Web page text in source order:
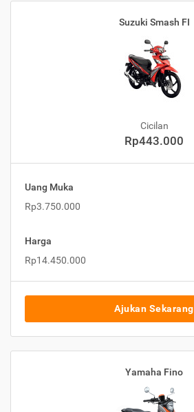
Suzuki Smash FI
Cicilan
Rp443.000
Uang Muka
Rp3.750.000
Harga
Rp14.450.000
Ajukan Sekarang
Yamaha Fino